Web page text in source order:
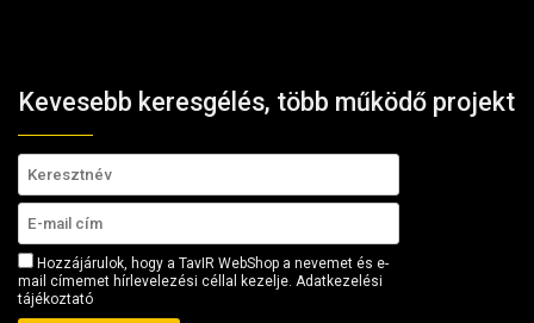
Kevesebb keresgélés, több működő projekt
Hozzájárulok, hogy a TavIR WebShop a nevemet és e-
mail címemet hírlevelezési céllal kezelje. Adatkezelési
tájékoztató